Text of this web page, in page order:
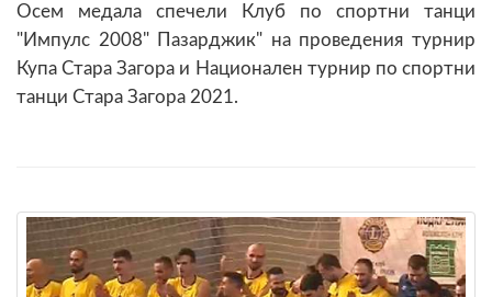
Осем медала спечели Клуб по спортни танци
"Импулс 2008" Пазарджик" на проведения турнир
Купа Стара Загора и Национален турнир по спортни
танци Стара Загора 2021.